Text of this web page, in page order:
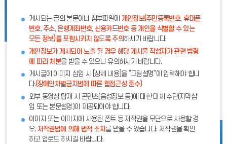
게시되는 글의 본문이나 첨부파일에 개인정보(주민등록번호, 휴대폰
번호, 주소, 은행계좌번호, 신용카드번호 등 개인을 식별할 수 있는
모든 정보)를 포함시키지 않도록 주의하시기 바랍니다.
개인정보가 게시되어 노출 될 경우 해당 게시물 작성자가 관련 법령
에 따라 처분을 받을 수 있으니 유의하시기 바랍니다.
게시글에 이미지 삽입 시 [상세 내용]을 “그림설명”에 입력해야 합니
다.(장애인차별금지법에 따른 웹접근성 준수)
외부 동영상 탑재 시 콘텐츠(음성정보 등)에 대한 대체 수단(자막삽
입 또는 본문설명)이 제공되어야 합니다.
이미지 또는 이미지에 사용된 폰트 등 저작권을 무단으로 사용할 경
우, 저작권법에 의해 법적 조치 를 받을 수 있습니다. 저작권을 확인
하고 업로드 하시길 바랍니다.